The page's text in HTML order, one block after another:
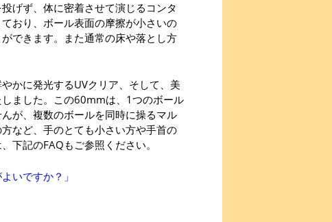
げず、体に密着させて演じるコンタ
おり、ボール表面の摩擦が小さいの
できます。また通常の床や落とし方
かに発光するUVクリア、そして、美
ました。この60mmは、1つのボール
が、複数のボールを同時に操るマル
など、手のとても小さい方や手首の
下記のFAQもご参照ください。
いですか？」